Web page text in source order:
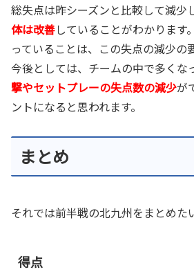
総失点は昨シーズンと比較して減少
体は改善していることがわかります
っていることは、この失点の減少の
今後としては、チームの中で多くな
撃やセットプレーの失点数の減少が
ントになると思われます。
まとめ
それでは前半戦の北九州をまとめた
得点